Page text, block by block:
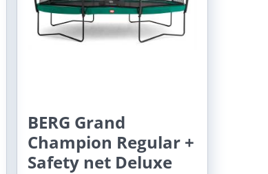
BERG Grand
Champion Regular +
Safety net Deluxe